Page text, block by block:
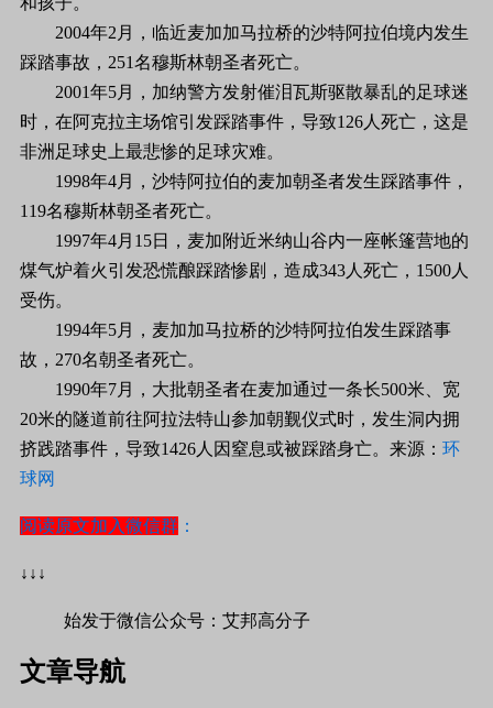
2004年2月，临近麦加加马拉桥的沙特阿拉伯境内发生
踩踏事故，251名穆斯林朝圣者死亡。
2001年5月，加纳警方发射催泪瓦斯驱散暴乱的足球迷
时，在阿克拉主场馆引发踩踏事件，导致126人死亡，这是
非洲足球史上最悲惨的足球灾难。
1998年4月，沙特阿拉伯的麦加朝圣者发生踩踏事件，
119名穆斯林朝圣者死亡。
1997年4月15日，麦加附近米纳山谷内一座帐篷营地的
煤气炉着火引发恐慌酿踩踏惨剧，造成343人死亡，1500人
受伤。
1994年5月，麦加加马拉桥的沙特阿拉伯发生踩踏事
故，270名朝圣者死亡。
1990年7月，大批朝圣者在麦加通过一条长500米、宽
20米的隧道前往阿拉法特山参加朝觐仪式时，发生洞内拥
挤践踏事件，导致1426人因窒息或被踩踏身亡。来源： 环
球网
阅读原文加入微信群 ：
↓↓↓
始发于微信公众号：艾邦高分子
文章导航